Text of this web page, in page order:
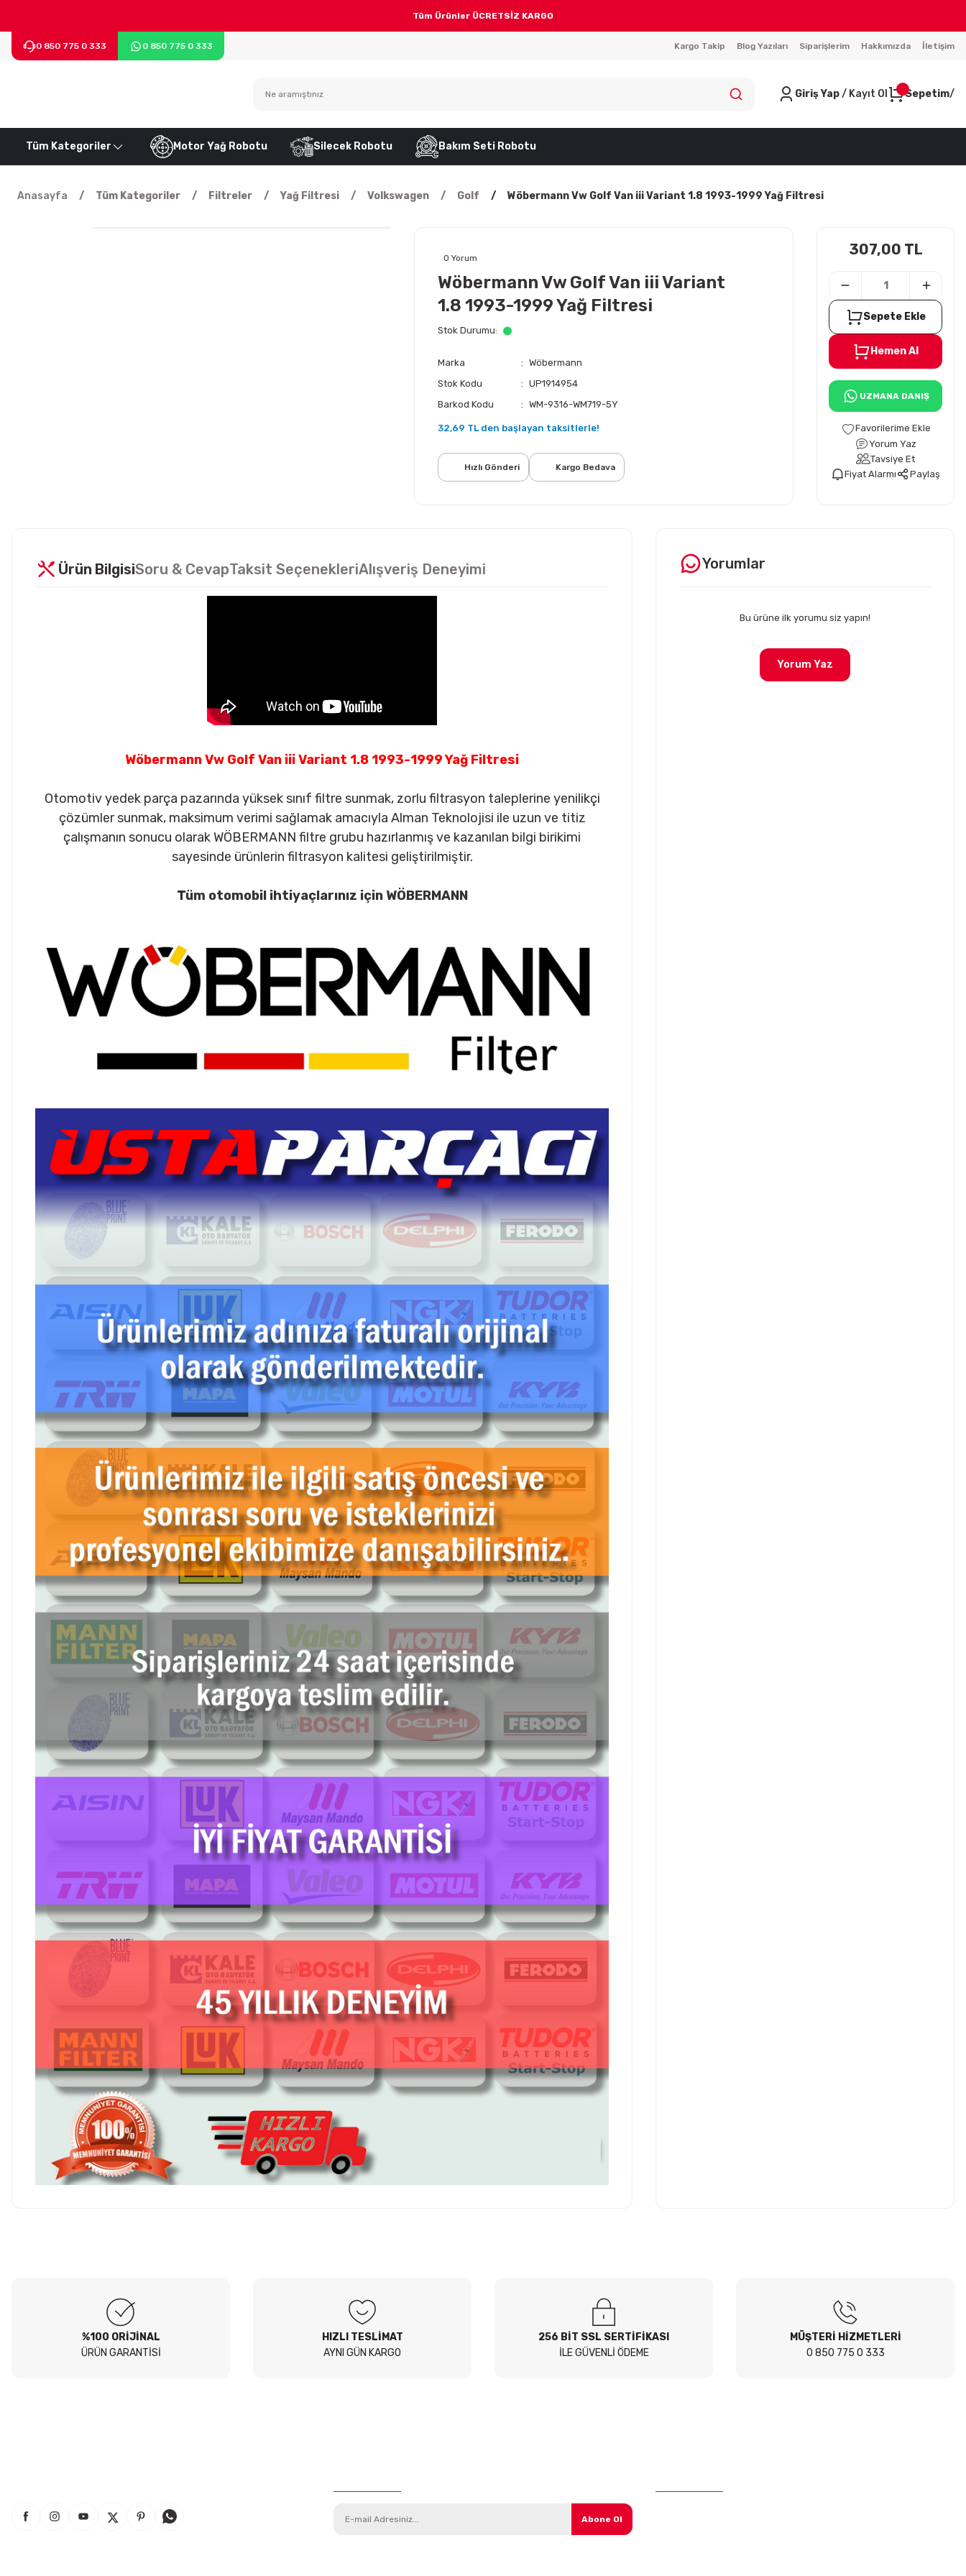
Tüm Ürünler ÜCRETSİZ KARGO
0 850 775 0 333 0 850 775 0 333 Kargo Takip Blog Yazıları Siparişlerim Hakkımızda İletişim
Giriş Yap/ Kayıt Ol Sepetim
Tüm Kategoriler Motor Yağ Robotu Silecek Robotu Bakım Seti Robotu
Anasayfa Tüm Kategoriler Filtreler Yağ Filtresi Volkswagen Golf Wöbermann Vw Golf Van iii Variant 1.8 1993-1999 Yağ Filtresi
0 Yorum
Wöbermann Vw Golf Van iii Variant
1.8 1993-1999 Yağ Filtresi
Stok Durumu
Marka
Wöbermann
Stok Kodu
UP1914954
Barkod Kodu
WM-9316-WM719-5Y
32,69 TL den başlayan taksitlerle!
Hızlı Gönderi Kargo Bedava
307,00 TL
Sepete Ekle
Hemen Al
UZMANA DANIŞ
Yorum Yaz
Tavsiye Et
Fiyat Alarmı
Paylaş
Ürün BilgisiSoru & CevapTaksit SeçenekleriAlışveriş Deneyimi
Wöbermann Vw Golf Van iii Variant 1.8 1993-1999 Yağ Filtresi
Otomotiv yedek parça pazarında yüksek sınıf filtre sunmak, zorlu filtrasyon taleplerine yenilikçi
çözümler sunmak, maksimum verimi sağlamak amacıyla Alman Teknolojisi ile uzun ve titiz
çalışmanın sonucu olarak WÖBERMANN filtre grubu hazırlanmış ve kazanılan bilgi birikimi
sayesinde ürünlerin filtrasyon kalitesi geliştirilmiştir.
Tüm otomobil ihtiyaçlarınız için WÖBERMANN
B... I... | 04/08/2026
Siteden yaklaşık 3 yıldır alışveriş yapıyorum bir sıkıntı yaşamadım
B... T... | 08/07/2026
Yorumlar
Bu ürüne ilk yorumu siz yapın!
Yorum Yaz
%100 ORİJİNAL
ÜRÜN GARANTİSİ
HIZLI TESLİMAT
AYNI GÜN KARGO
256 BİT SSL SERTİFİKASI
İLE GÜVENLİ ÖDEME
MÜŞTERİ HİZMETLERİ
0 850 775 0 333
Abone Ol